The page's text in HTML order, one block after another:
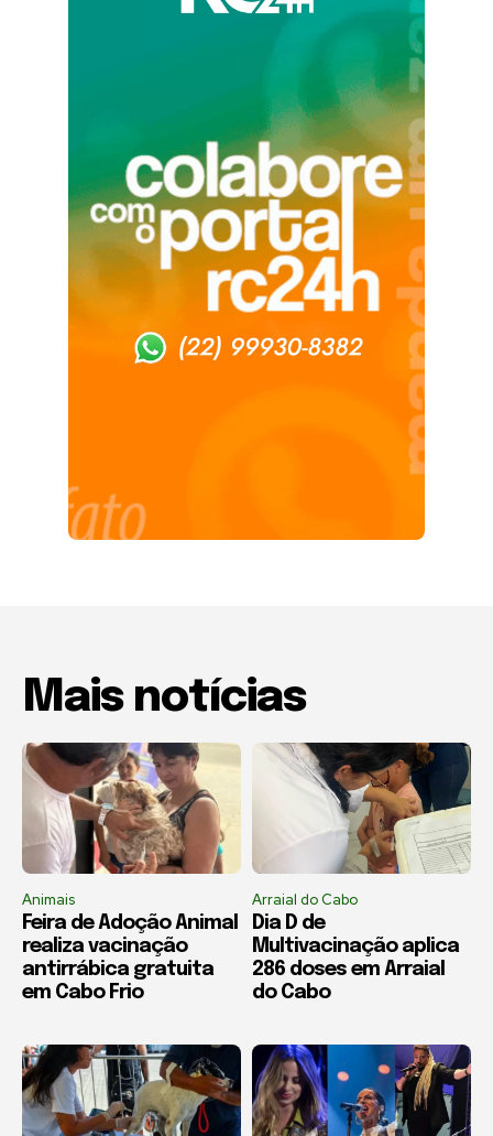
Mais notícias
Animais
Feira de Adoção Animal
realiza vacinação
antirrábica gratuita
em Cabo Frio
Arraial do Cabo
Dia D de
Multivacinação aplica
286 doses em Arraial
do Cabo